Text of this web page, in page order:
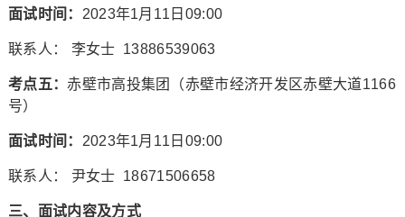
面试时间： 2023年1月11日09:00
联系人： 李女士 13886539063
考点五：赤壁市高投集团（赤壁市经济开发区赤壁大道1166
号）
面试时间： 2023年1月11日09:00
联系人： 尹女士 18671506658
三、面试内容及方式